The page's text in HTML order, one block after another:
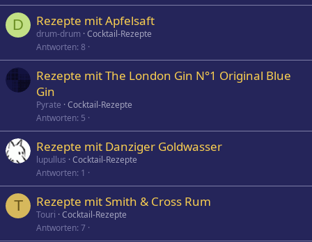
D Rezepte mit Apfelsaft
drum-drum Cocktail-Rezepte
Antworten 8
Rezepte mit The London Gin N°1 Original Blue
Gin
Pyrate Cocktail-Rezepte
Antworten 5
Rezepte mit Danziger Goldwasser
lupullus Cocktail-Rezepte
Antworten 1
T Rezepte mit Smith & Cross Rum
Touri Cocktail-Rezepte
Antworten 7